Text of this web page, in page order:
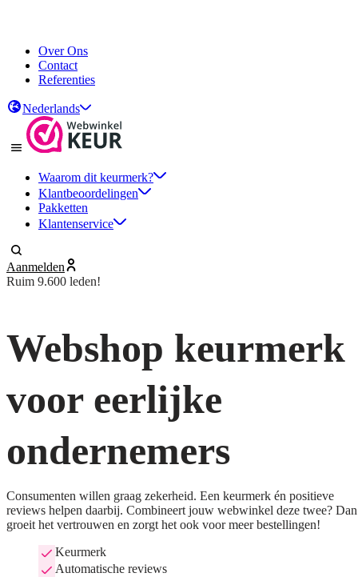
Over Ons
Contact
Referenties
Nederlands
Waarom dit keurmerk?
Klantbeoordelingen
Pakketten
Klantenservice
Aanmelden
Ruim 9.600 leden!
Webshop keurmerk
voor eerlijke
ondernemers
Consumenten willen graag zekerheid. Een keurmerk én positieve
reviews helpen daarbij. Combineert jouw webwinkel deze twee? Dan
groeit het vertrouwen en zorgt het ook voor meer bestellingen!
Keurmerk
Automatische reviews